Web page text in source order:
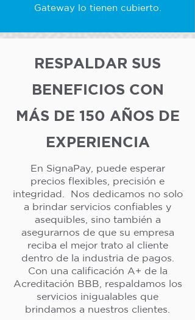
Gateway lo tienen cubierto.
RESPALDAR SUS
BENEFICIOS CON
MÁS DE 150 AÑOS DE
EXPERIENCIA
En SignaPay, puede esperar
precios flexibles, precisión e
integridad. Nos dedicamos no solo
a brindar servicios confiables y
asequibles, sino también a
asegurarnos de que su empresa
reciba el mejor trato al cliente
dentro de la industria de pagos.
Con una calificación A+ de la
Acreditación BBB, respaldamos los
servicios inigualables que
brindamos a nuestros clientes.